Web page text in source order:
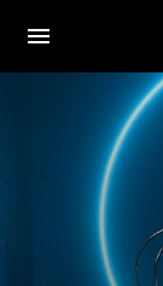
전체